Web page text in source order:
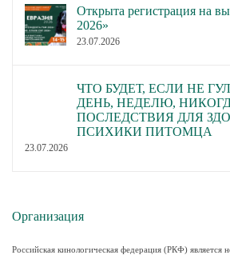
Открыта регистрация на
2026»
23.07.2026
ЧТО БУДЕТ, ЕСЛИ НЕ
ДЕНЬ, НЕДЕЛЮ,
ПОСЛЕДСТВИЯ ДЛЯ
ПСИХИКИ ПИТОМЦА
23.07.2026
Организация
Российская кинологическая федерация (РКФ) является